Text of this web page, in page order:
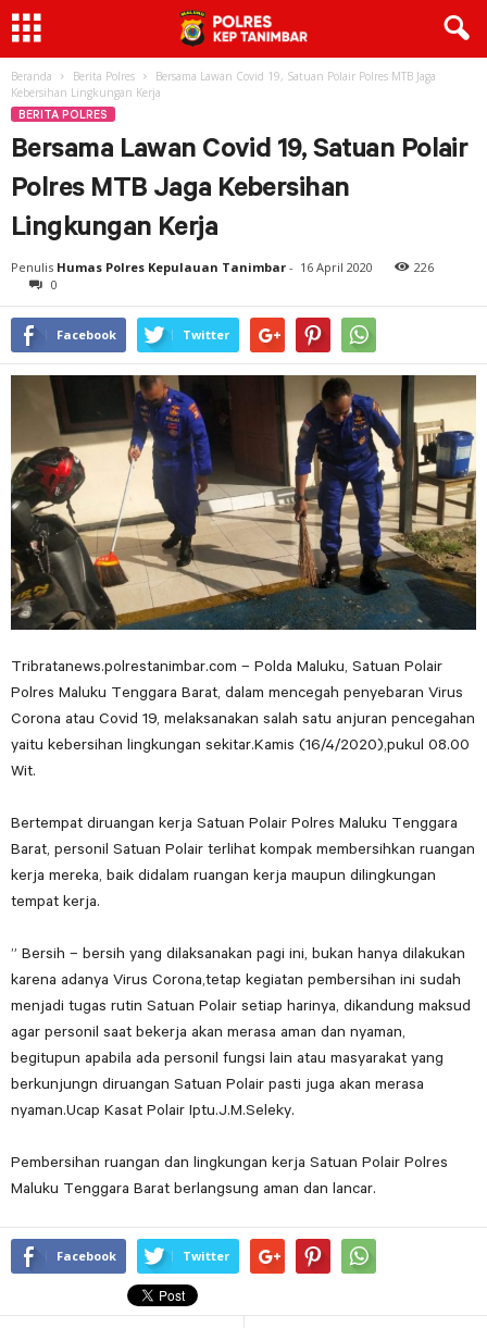
Beranda Berita Polres
Bersama Lawan Covid 19, Satuan Polair Polres MTB Jaga
Kebersihan Lingkungan Kerja
BERITA POLRES
Bersama Lawan Covid 19, Satuan Polair
Polres MTB Jaga Kebersihan
Lingkungan Kerja
Penulis Humas Polres Kepulauan Tanimbar - 16 April 2020
226
0
Facebook Twitter
Tribratanews.polrestanimbar.com – Polda Maluku, Satuan Polair
Polres Maluku Tenggara Barat, dalam mencegah penyebaran Virus
Corona atau Covid 19, melaksanakan salah satu anjuran pencegahan
yaitu kebersihan lingkungan sekitar.Kamis (16/4/2020),pukul 08.00
Wit.
Bertempat diruangan kerja Satuan Polair Polres Maluku Tenggara
Barat, personil Satuan Polair terlihat kompak membersihkan ruangan
kerja mereka, baik didalam ruangan kerja maupun dilingkungan
tempat kerja.
” Bersih – bersih yang dilaksanakan pagi ini, bukan hanya dilakukan
karena adanya Virus Corona,tetap kegiatan pembersihan ini sudah
menjadi tugas rutin Satuan Polair setiap harinya, dikandung maksud
agar personil saat bekerja akan merasa aman dan nyaman,
begitupun apabila ada personil fungsi lain atau masyarakat yang
berkunjungn diruangan Satuan Polair pasti juga akan merasa
nyaman.Ucap Kasat Polair Iptu.J.M.Seleky.
Pembersihan ruangan dan lingkungan kerja Satuan Polair Polres
Maluku Tenggara Barat berlangsung aman dan lancar.
Facebook Twitter